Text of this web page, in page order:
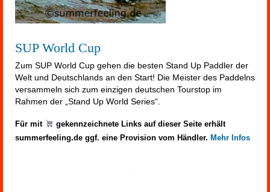
SUP World Cup
Zum SUP World Cup gehen die besten Stand Up Paddler der
Welt und Deutschlands an den Start! Die Meister des Paddelns
versammeln sich zum einzigen deutschen Tourstop im
Rahmen der „Stand Up World Series“.
Für mit
gekennzeichnete Links auf dieser Seite erhält
summerfeeling.de ggf. eine Provision vom Händler. Mehr Infos